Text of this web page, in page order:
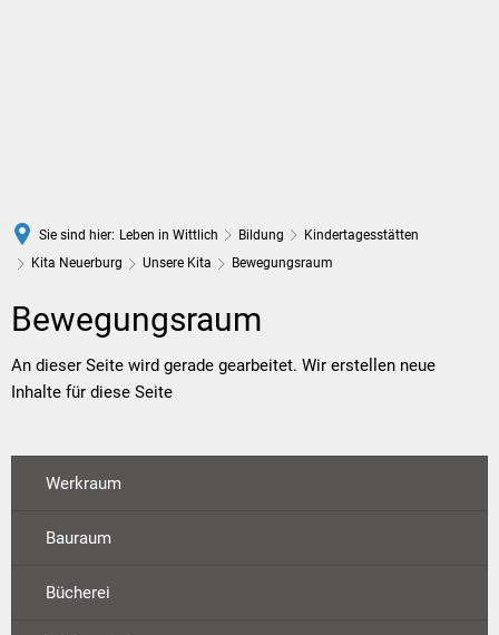
Sie sind hier: Leben in Wittlich Bildung
Kindertagesstätten
Kita Neuerburg
Unsere Kita Bewegungsraum
Bewegungsraum
Bewegungsraum
An dieser Seite wird gerade gearbeitet. Wir erstellen neue
Inhalte für diese Seite
Werkraum
Bauraum
Bücherei